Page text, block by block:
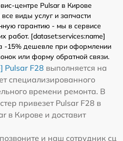
центре Pulsar в Кирове
виды услуг и запчасти
гарантию - мы в сервисе
работ. [dataset:services:name]
-15% дешевле при оформлении
или форму обратной связи.
Pulsar F28 выполняется на
специализированного
времени ремонта. В
привезет Pulsar F28 в
в Кирове и доставит
и наш сотрудник сц